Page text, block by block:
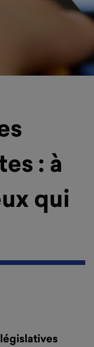
: à
qui